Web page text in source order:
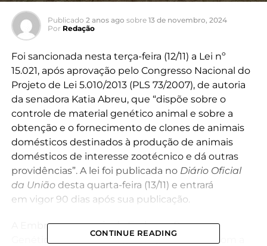
Publicado 2 anos ago sobre 13 de novembro, 2024
Por Redação
Foi sancionada nesta terça-feira (12/11) a Lei nº
15.021, após aprovação pelo Congresso Nacional do
Projeto de Lei 5.010/2013 (PLS 73/2007), de autoria
da senadora Katia Abreu, que “dispõe sobre o
controle de material genético animal e sobre a
obtenção e o fornecimento de clones de animais
domésticos destinados à produção de animais
domésticos de interesse zootécnico e dá outras
providências”. A lei foi publicada no Diário Oficial
da Uniãodesta quarta-feira (13/11) e entrará
em vigor 90 dias após sua publicação.
A Embrapa, por meio da Embrapa Recursos
Genéticos e Biotecnologia (DF), contribuiu com a
CONTINUE READING